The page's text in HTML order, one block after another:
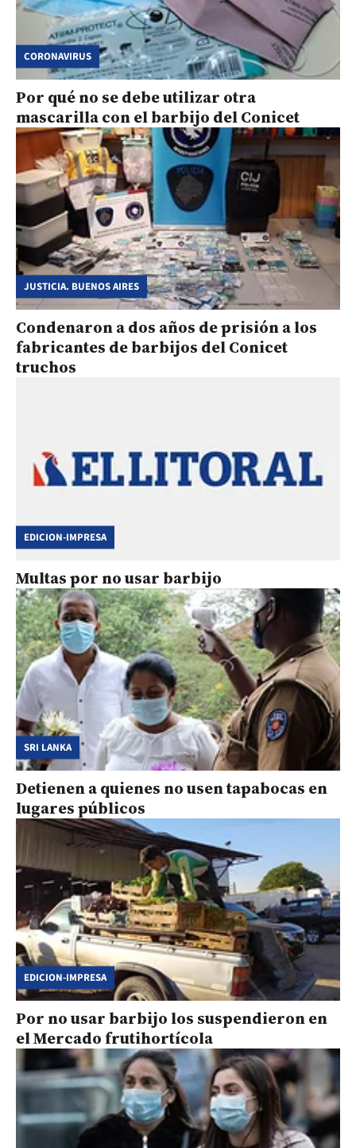
CORONAVIRUS
Por qué no se debe utilizar otra
mascarilla con el barbijo del Conicet
JUSTICIA. BUENOS AIRES
Condenaron a dos años de prisión a los
fabricantes de barbijos del Conicet
truchos
EDICION-IMPRESA
Multas por no usar barbijo
SRI LANKA
Detienen a quienes no usen tapabocas en
lugares públicos
EDICION-IMPRESA
Por no usar barbijo los suspendieron en
el Mercado frutihortícola